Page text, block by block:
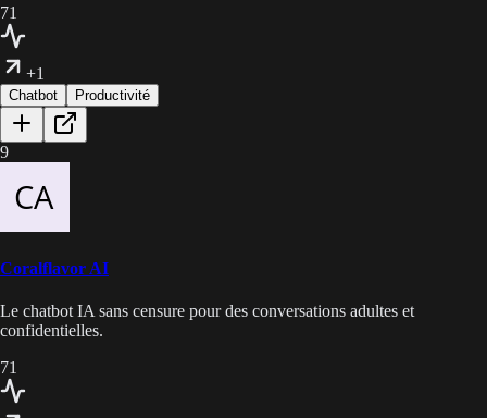
71
+1
Chatbot Productivité
9
Coralflavor AI
Le chatbot IA sans censure pour des conversations adultes et
confidentielles.
71